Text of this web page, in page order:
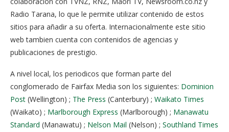
Radio Tarana, lo que le permite utilizar contenido de estos
sitios para añadir a su oferta. Internacionalmente este sitio
web tambien cuenta con contenidos de agencias y
publicaciones de prestigio.
A nivel local, los periodicos que forman parte del
conglomerado de Fairfax Media son los siguientes: Dominion
Post (Wellington) ; The Press (Canterbury) ; Waikato Times
(Waikato) ; Marlborough Express (Marlborough) ; Manawatu
Standard (Manawatu) ; Nelson Mail (Nelson) ; Southland Times